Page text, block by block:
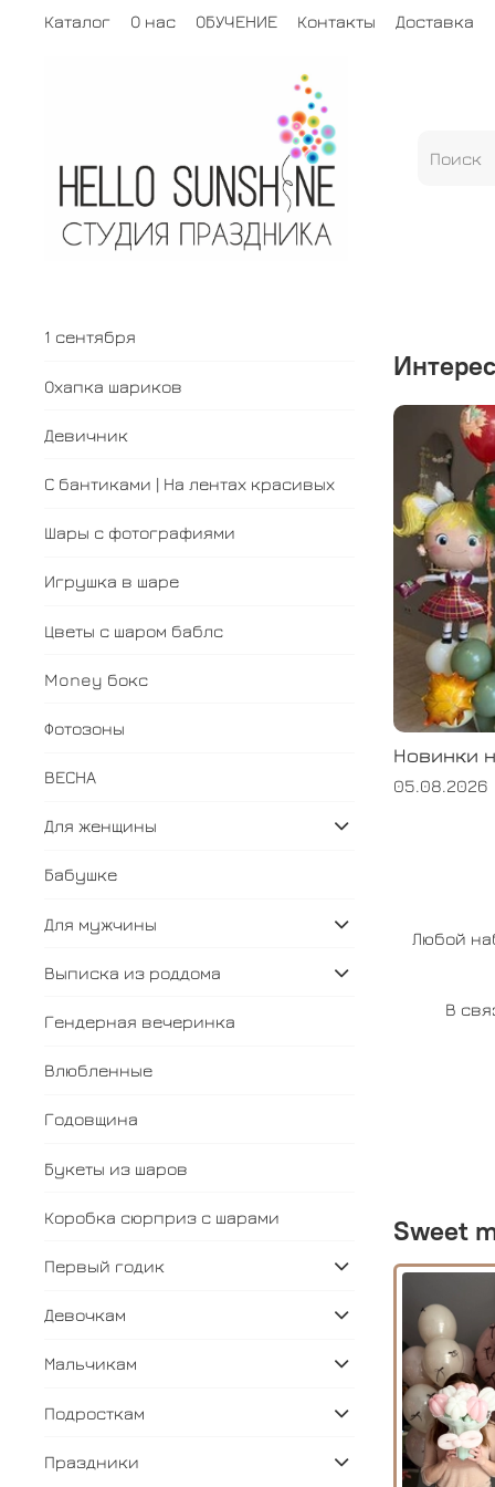
Каталог О нас ОБУЧЕНИЕ Контакты Доставка
Новинки
05.08.2026
Любой
В
Sweet
1 сентября
Охапка шариков
Девичник
С бантиками | На лентах красивых
Шары с фотографиями
Игрушка в шаре
Цветы с шаром баблс
Money бокс
Фотозоны
ВЕСНА
Для женщины
Бабушке
Для мужчины
Выписка из роддома
Гендерная вечеринка
Влюбленные
Годовщина
Букеты из шаров
Коробка сюрприз с шарами
Первый годик
Девочкам
Мальчикам
Подросткам
Праздники